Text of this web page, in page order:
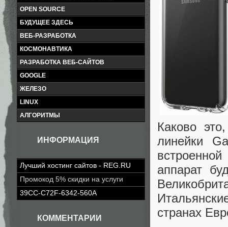
OPEN SOURCE
БУДУЩЕЕ ЗДЕСЬ
ВЕБ-РАЗРАБОТКА
КОСМОНАВТИКА
РАЗРАБОТКА ВЕБ-САЙТОВ
GOOGLE
ЖЕЛЕЗО
LINUX
АЛГОРИТМЫ
ИНФОРМАЦИЯ
Лучший хостинг сайтов - REG.RU
Промокод 5% скидки на услуги
39CC-C72F-6342-560A
КОММЕНТАРИИ
Каково
линейки
аппарат
странах